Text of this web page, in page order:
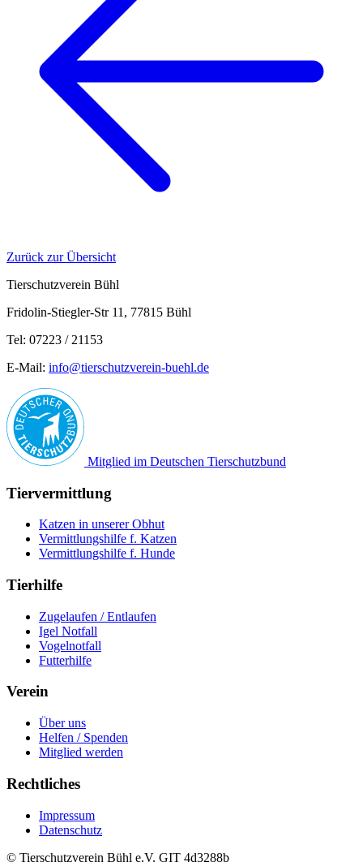
Zurück zur Übersicht
Tierschutzverein Bühl
Fridolin-Stiegler-Str 11, 77815 Bühl
Tel: 07223 / 21153
E-Mail: info@tierschutzverein-buehl.de
Mitglied im Deutschen Tierschutzbund
Tiervermittlung
Katzen in unserer Obhut
Vermittlungshilfe f. Katzen
Vermittlungshilfe f. Hunde
Tierhilfe
Zugelaufen / Entlaufen
Igel Notfall
Vogelnotfall
Futterhilfe
Verein
Über uns
Helfen / Spenden
Mitglied werden
Rechtliches
Impressum
Datenschutz
© Tierschutzverein Bühl e.V. GIT 4d3288b